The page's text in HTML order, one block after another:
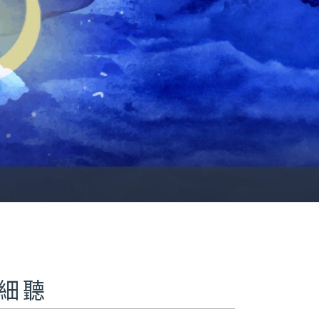
聽